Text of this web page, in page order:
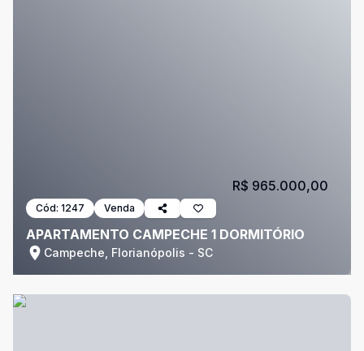
Cód: 1247 Venda
APARTAMENTO CAMPECHE 1 DORMITÓRIO
Campeche, Florianópolis - SC
R$ 965.000,00